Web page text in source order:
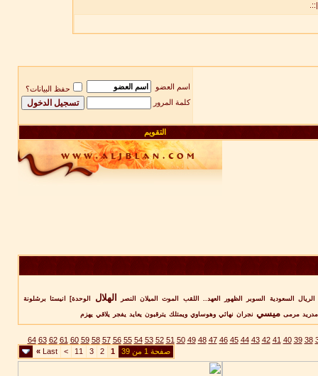
اسم العضو
حفظ البيانات؟
كلمة المرور
التقويم
الريال السعودية السوبر الظهور العهد.. اللقب الموت الميلان النصر الهلال الوحدة] انيستا برشلونة
مدريد مرمى ميسي نجران نهائي وهوساوي ويمتلك يترقبون يعايد يفجر يلاقي يهزم
38
39
40
41
42
43
44
45
46
47
48
49
50
51
52
53
54
55
56
57
58
59
60
61
62
63
64
صفحة 1 من 39
1
2
3
11
>
Last
»